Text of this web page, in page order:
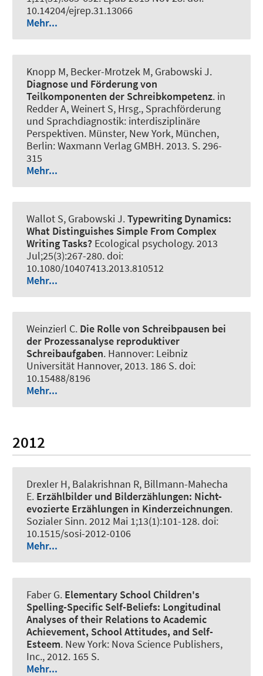
10.14204/ejrep.31.13066
Mehr...
Knopp M, Becker-Mrotzek M, Grabowski J.
Diagnose und Förderung von
Teilkomponenten der Schreibkompetenz. in
Redder A, Weinert S, Hrsg., Sprachförderung
und Sprachdiagnostik: interdisziplinäre
Perspektiven. Münster, New York, München,
Berlin: Waxmann Verlag GMBH. 2013. S. 296-
315
Mehr...
Wallot S, Grabowski J.Typewriting Dynamics:
What Distinguishes Simple From Complex
Writing Tasks? Ecological psychology. 2013
Jul;25(3):267-280. doi:
10.1080/10407413.2013.810512
Mehr...
Weinzierl C. Die Rolle von Schreibpausen bei
der Prozessanalyse reproduktiver
Schreibaufgaben. Hannover: Leibniz
Universität Hannover, 2013. 186 S. doi:
10.15488/8196
Mehr...
2012
Drexler H, Balakrishnan R, Billmann-Mahecha
E. Erzählbilder und Bilderzählungen: Nicht-
evozierte Erzählungen in Kinderzeichnungen.
Sozialer Sinn. 2012 Mai 1;13(1):101-128. doi:
10.1515/sosi-2012-0106
Mehr...
Faber G. Elementary School Children's
Spelling-Specific Self-Beliefs: Longitudinal
Analyses of their Relations to Academic
Achievement, School Attitudes, and Self-
Esteem. New York: Nova Science Publishers,
Inc., 2012. 165 S.
Mehr...